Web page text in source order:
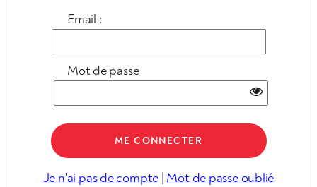
Email :
Mot de passe
Je n'ai pas de compte | Mot de passe oublié